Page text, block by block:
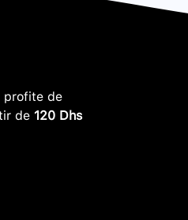
profite de
de 120 Dhs